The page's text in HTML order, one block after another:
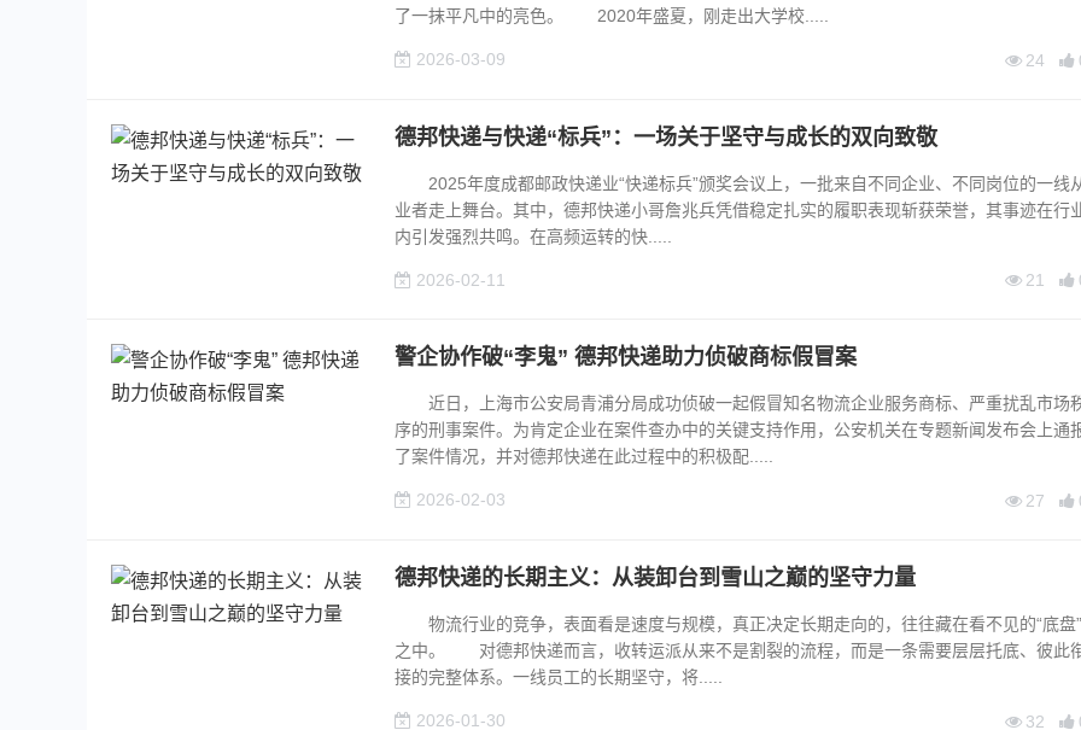
了一抹平凡中的亮色。 2020年盛夏，刚走出大学校.....
2026-03-09 24
德邦快递与快递“标兵”：一场关于坚守与成长的双向致敬
2025年度成都邮政快递业“快递标兵”颁奖会议上，一批来自不同企业、不同岗位的一线
业者走上舞台。其中，德邦快递小哥詹兆兵凭借稳定扎实的履职表现斩获荣誉，其事迹在行
内引发强烈共鸣。在高频运转的快.....
2026-02-11 21
警企协作破“李鬼” 德邦快递助力侦破商标假冒案
近日，上海市公安局青浦分局成功侦破一起假冒知名物流企业服务商标、严重扰乱市场
序的刑事案件。为肯定企业在案件查办中的关键支持作用，公安机关在专题新闻发布会上通
了案件情况，并对德邦快递在此过程中的积极配.....
2026-02-03 27
德邦快递的长期主义：从装卸台到雪山之巅的坚守力量
物流行业的竞争，表面看是速度与规模，真正决定长期走向的，往往藏在看不见的“底盘”
之中。 对德邦快递而言，收转运派从来不是割裂的流程，而是一条需要层层托底、彼此
接的完整体系。一线员工的长期坚守，将.....
2026-01-30 32